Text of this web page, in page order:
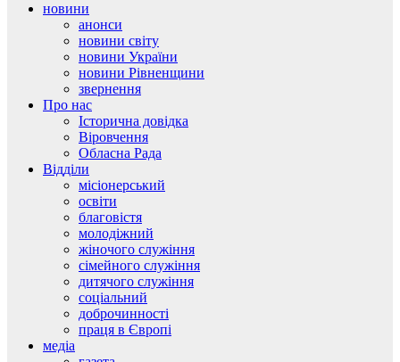
новини
анонси
новини світу
новини України
новини Рівненщини
звернення
Про нас
Історична довідка
Віровчення
Обласна Рада
Відділи
місіонерський
освіти
благовістя
молодіжний
жіночого служіння
сімейного служіння
дитячого служіння
соціальний
доброчинності
праця в Європі
медіа